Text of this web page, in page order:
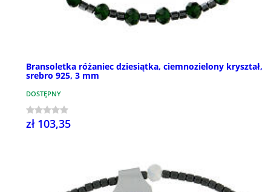
Bransoletka różaniec dziesiątka, ciemnozielony kryształ,
srebro 925, 3 mm
DOSTĘPNY
zł 103,35